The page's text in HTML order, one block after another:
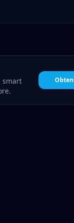
smart